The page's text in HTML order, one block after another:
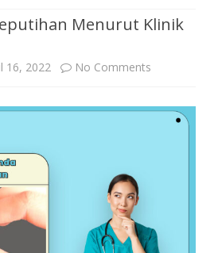
Menurut Klinik
16, 2022 No Comments
Tanda
Apollo